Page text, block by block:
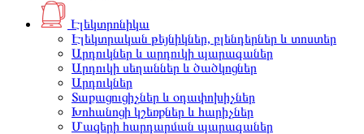
Էլեկտրոնիկա
Էլեկտրական թեյնիկներ, բլենդերներ և տոստեր
Արդուկներ և արդուկի պարագաներ
Արդուկի սեղաններ և ծածկոցներ
Արդուկներ
Տաքացուցիչներ և օդափոխիչներ
Խոհանոցի կշեռքներ և հարիչներ
Մազերի հարդարման պարագաներ